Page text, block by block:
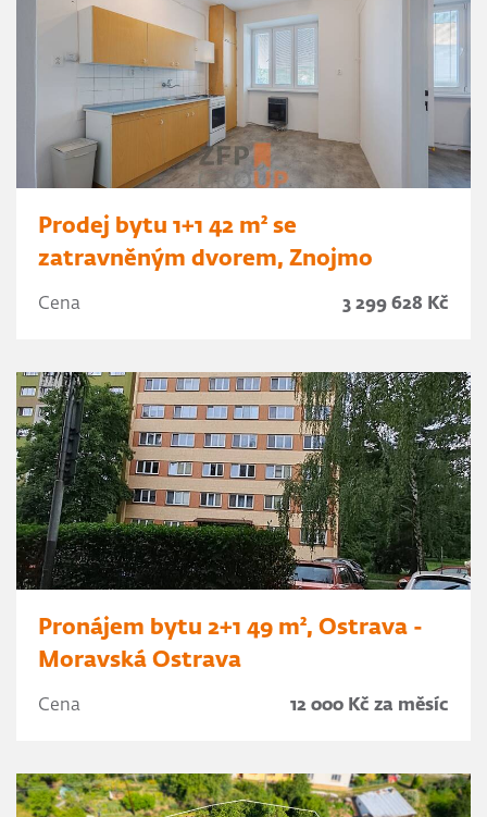
Prodej bytu 1+1 42 m² se
zatravněným dvorem, Znojmo
Cena 3 299 628 Kč
Pronájem bytu 2+1 49 m², Ostrava -
Moravská Ostrava
Cena 12 000 Kč za měsíc